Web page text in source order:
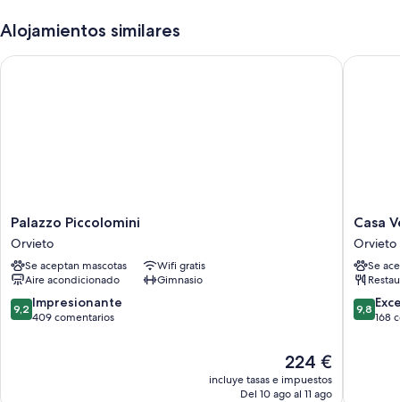
Aquí tienes otros servicios:
Una piscina al aire libre de temporada con tumbonas y sombrillas
Características de la habitación
Todas las habitaciones en Altarocca Wine Resort Adults Only tienen
características entre las que se incluyen sábanas de alta calidad y aire
acondicionado, además de comodidades como wifi gratis y cajas
fuertes.
Además, otros de los servicios que encontrarás en todas las
Bidés, artículos de higiene personal gratuitos y secadores de pelo
Balcones o patios amueblados, hervidores eléctricos y calefacción
Alojamientos similares
Palazzo
Piccolomini
Orvieto
Palazzo Piccolomini
Orvieto
Se aceptan mascotas
Wifi gratis
Aire acondicionado
Gimnasio
9.2
sobre
9,2 Impresionante
409 comentarios
El
precio
actual
224 €
incluye tasas e impuestos
Del 10 ago al 11 ago
Palazzo Piccolomini
Casa
Vera
e
Orvieto
Casa
Orvieto
Se
9.8
sobre
9,8
168
Casa